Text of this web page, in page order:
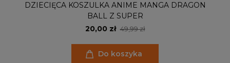
DZIECIĘCA KOSZULKA ANIME MANGA DRAGON
BALL Z SUPER
20,00 zł 49,99 zł
Do koszyka